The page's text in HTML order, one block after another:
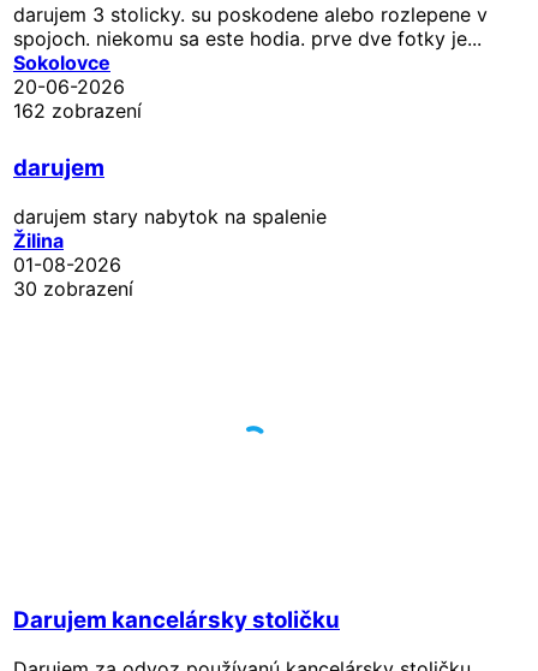
darujem 3 stolicky. su poskodene alebo rozlepene v
spojoch. niekomu sa este hodia. prve dve fotky je...
Sokolovce
20-06-2026
162 zobrazení
darujem
darujem stary nabytok na spalenie
Žilina
01-08-2026
30 zobrazení
Darujem kancelársky stoličku